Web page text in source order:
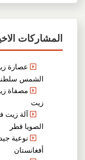
المشاركات
عصارة
الشمس
مصفاة
زيت
آلة زيت
الصويا قطر
نوعية
أفغانستان